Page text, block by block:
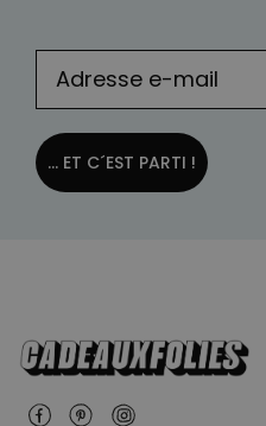
... ET C´EST PARTI !